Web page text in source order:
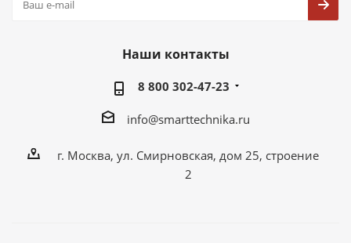
Наши контакты
8 800 302-47-23
info@smarttechnika.ru
г. Москва, ул. Смирновская, дом 25, строение
2